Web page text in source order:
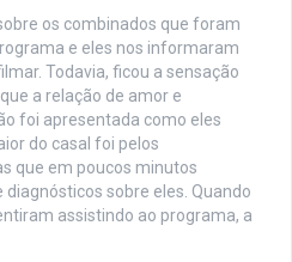
os combinados que foram
e eles nos informaram
Todavia, ficou a sensação
a relação de amor e
foi apresentada como eles
do casal foi pelos
que em poucos minutos
sobre eles. Quando
assistindo ao programa, a